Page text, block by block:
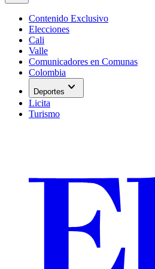
Contenido Exclusivo
Elecciones
Cali
Valle
Comunicadores en Comunas
Colombia
Deportes expand_more
Licita
Turismo